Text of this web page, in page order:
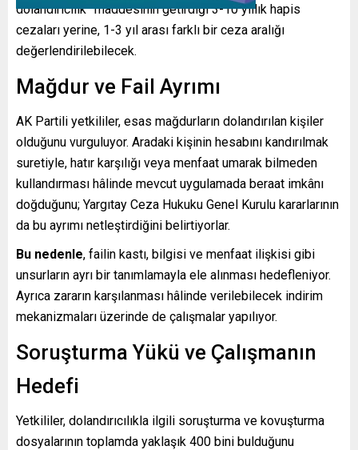
dolandırıcılık” maddesinin getirdiği 3-10 yıllık hapis
cezaları yerine, 1-3 yıl arası farklı bir ceza aralığı
değerlendirilebilecek.
Mağdur ve Fail Ayrımı
AK Partili yetkililer, esas mağdurların dolandırılan kişiler
olduğunu vurguluyor. Aradaki kişinin hesabını kandırılmak
suretiyle, hatır karşılığı veya menfaat umarak bilmeden
kullandırması hâlinde mevcut uygulamada beraat imkânı
doğduğunu; Yargıtay Ceza Hukuku Genel Kurulu kararlarının
da bu ayrımı netleştirdiğini belirtiyorlar.
Bu nedenle, failin kastı, bilgisi ve menfaat ilişkisi gibi
unsurların ayrı bir tanımlamayla ele alınması hedefleniyor.
Ayrıca zararın karşılanması hâlinde verilebilecek indirim
mekanizmaları üzerinde de çalışmalar yapılıyor.
Soruşturma Yükü ve Çalışmanın
Hedefi
Yetkililer, dolandırıcılıkla ilgili soruşturma ve kovuşturma
dosyalarının toplamda yaklaşık 400 bini bulduğunu